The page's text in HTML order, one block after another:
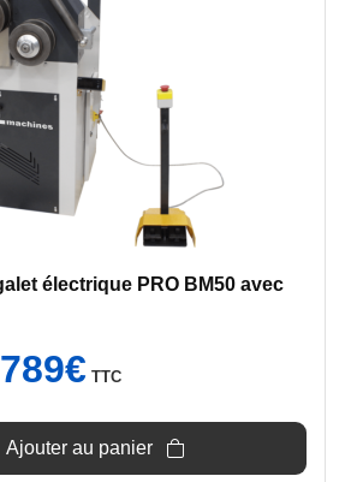
électrique PRO BM50 avec
:
€prix
est :
TTC
Ajouter au panier